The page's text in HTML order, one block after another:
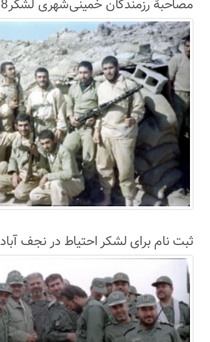
سال63+فیلم
ثبت نام برای لشکر احتیاط در نجف آباد